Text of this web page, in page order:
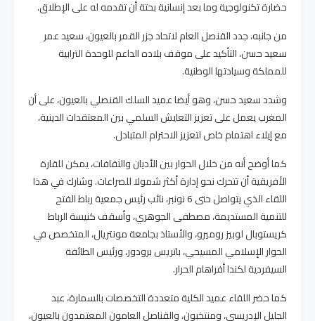
حضارة تكنولوجية وما بعد إنسانية بحتة أن تقدمه له على الإطلاق.
من جانبه، جدد القنصل العام لاتحاد جزر القمر بالعيون، سعيد عمر
سعيد حسن، التأكيد على موقف بلاده الداعم للوحدة الترابية
للمملكة وسيادتها الوطنية.
وشدد سعيد حسن، وهو أيضا عميد السلك القنصلي بالعيون، على أن
المغرب يعمل على تعزيز التعايش السلمي بين المعتقدات الدينية،
مع إيلاء اهتمام خاص لتعزيز الاحترام المتبادل.
كما أوضح أنه من خلال الحوار بين الأديان والثقافات، يمكن للقارة
الأفريقية أن تتحرك نحو إدارة أكثر شمولا للصراعات. وشارك في هذا
اللقاء الذي يتواصل حتى 6 نونبر، نائب رئيس جمعية رباط الفتح
للتنمية المستديمة، مصطفى الجوهري، وأسقف كنيسة الرباط
كريستوبال لوبيز روميرو، والأستاذ بجامعة مونتريال، المتخصص في
الحوار الإسلامي المسيحي، باتريس برودور، ورئيس الطائفة
السيفردية لكندا أفراهام الحرار.
كما حضر اللقاء عميد الكلية متعددة التخصصات بالسمارة، عبد
الجليل الإدريسي، ومنتخبون، والقناصل العامون المعتمدون بالعيون،